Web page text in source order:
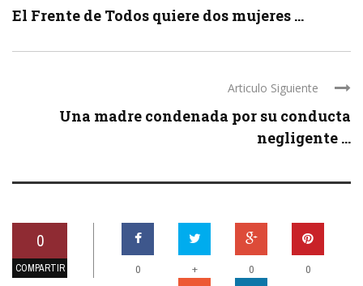
El Frente de Todos quiere dos mujeres ...
Articulo Siguiente
Una madre condenada por su conducta
negligente ...
0
COMPARTIR 0 + 0 0